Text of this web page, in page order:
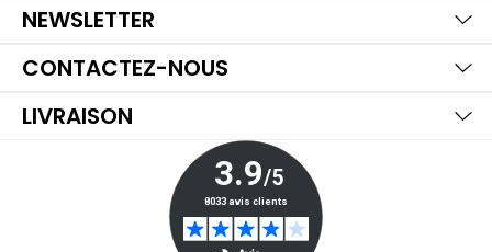
NEWSLETTER
CONTACTEZ-NOUS
LIVRAISON